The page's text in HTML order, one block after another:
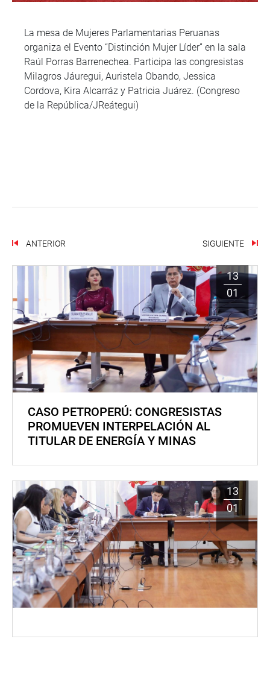
La mesa de Mujeres Parlamentarias Peruanas
organiza el Evento “Distinción Mujer Líder” en la sala
Raúl Porras Barrenechea. Participa las congresistas
Milagros Jáuregui, Auristela Obando, Jessica
Cordova, Kira Alcarráz y Patricia Juárez. (Congreso
de la República/JReátegui)
ANTERIOR SIGUIENTE
13
01
CASO PETROPERÚ: CONGRESISTAS
PROMUEVEN INTERPELACIÓN AL
TITULAR DE ENERGÍA Y MINAS
13
01